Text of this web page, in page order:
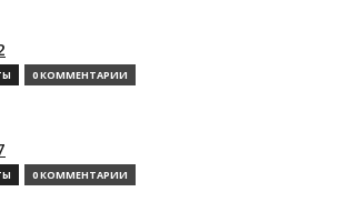
0 КОММЕНТАРИИ
0 КОММЕНТАРИИ